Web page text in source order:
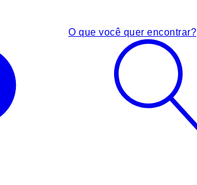
O que você quer encontrar?